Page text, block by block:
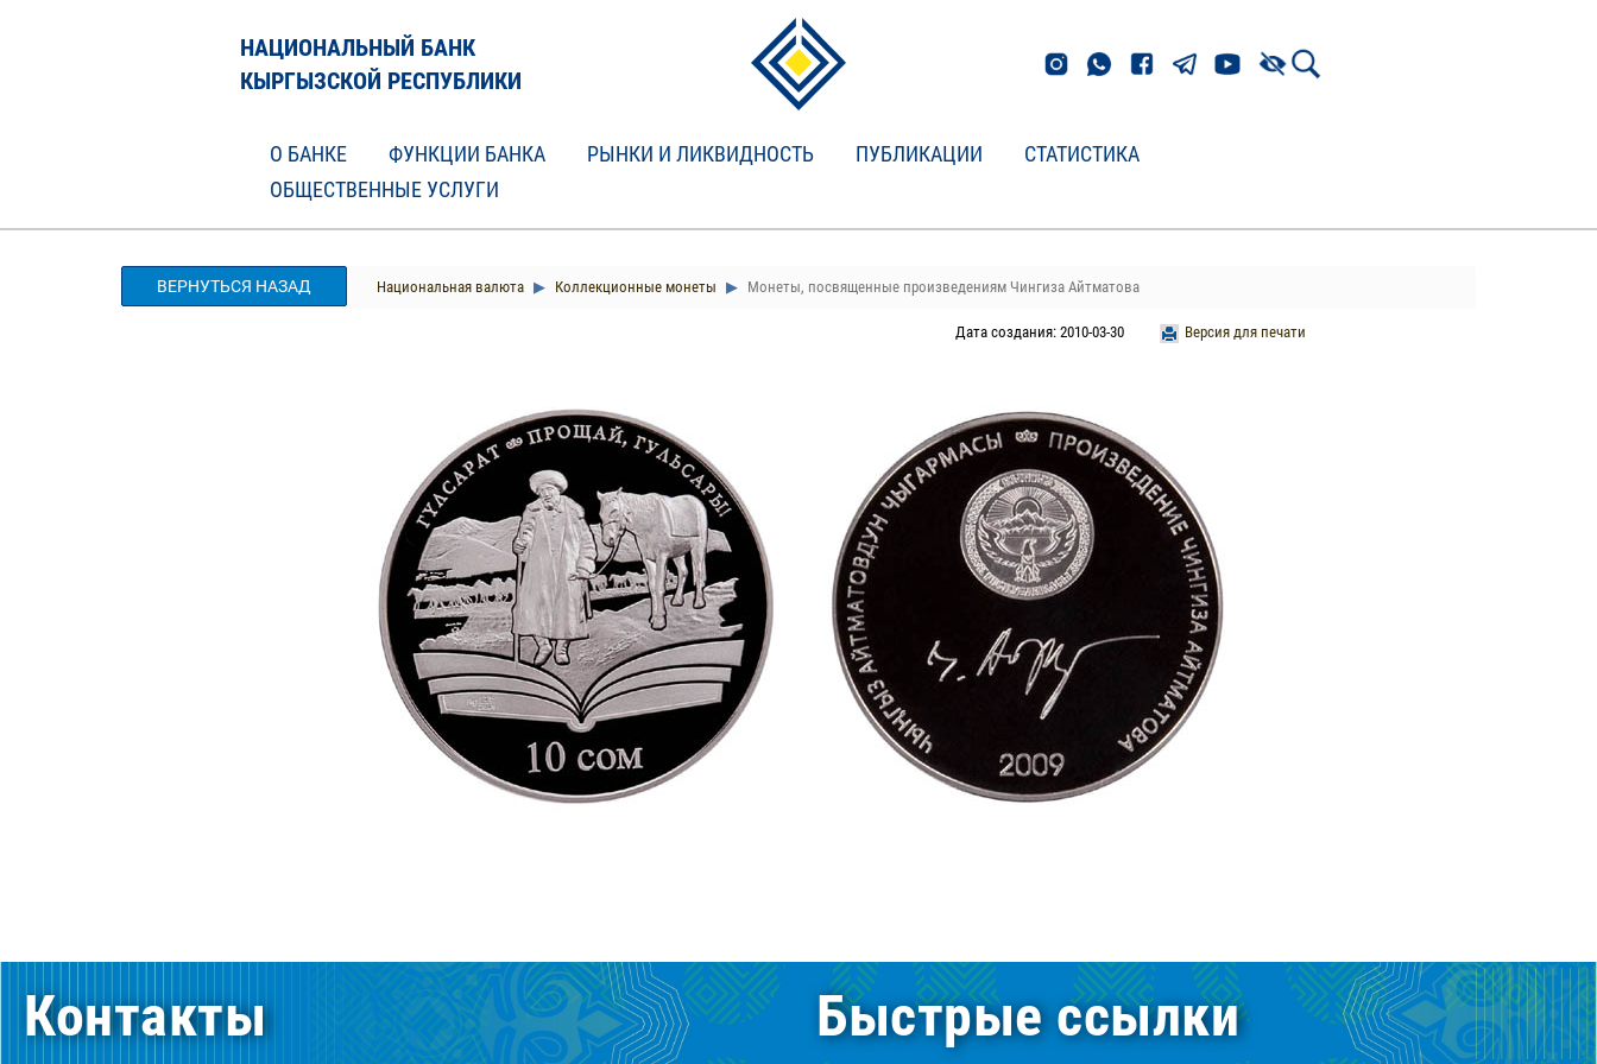
НАЦИОНАЛЬНЫЙ БАНК
КЫРГЫЗСКОЙ РЕСПУБЛИКИ
О БАНКЕ ФУНКЦИИ БАНКА РЫНКИ И ЛИКВИДНОСТЬ ПУБЛИКАЦИИ
СТАТИСТИКА
ОБЩЕСТВЕННЫЕ УСЛУГИ
ВЕРНУТЬСЯ НАЗАД Национальная валюта Коллекционные монеты Монеты, посвященные произведениям Чингиза Айтматова
Версия для печати
Дата создания: 2010-03-30
Контакты Быстрые ссылки